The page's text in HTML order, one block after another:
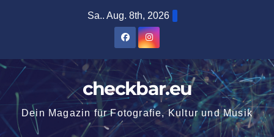
Sa.. Aug. 8th, 2026
checkbar.eu
Dein Magazin für Fotografie, Kultur und Musik